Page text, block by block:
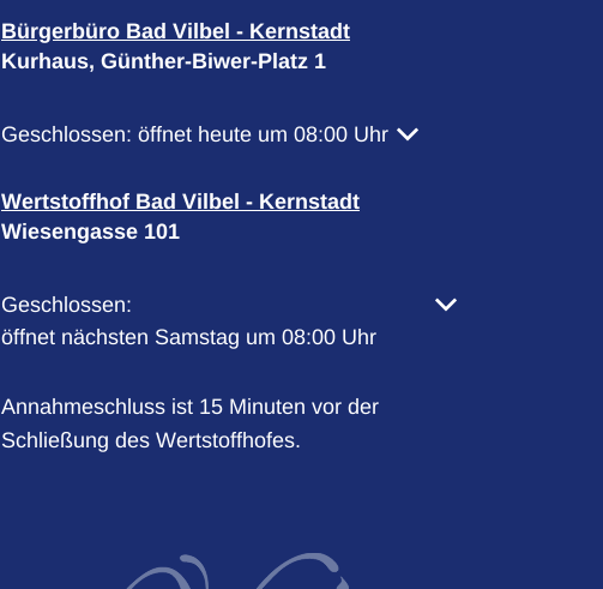
Bürgerbüro Bad Vilbel - Kernstadt
Kurhaus, Günther-Biwer-Platz 1
Klicken, um weitere Öffnungs- oder Schließzeiten auszublenden
Geschlossen: öffnet heute um 08:00 Uhr
Wertstoffhof Bad Vilbel - Kernstadt
Wiesengasse 101
Klicken, um weitere Öffnungs- oder Schließzeiten auszublenden
Geschlossen:
öffnet nächsten Samstag um 08:00 Uhr
Annahmeschluss ist 15 Minuten vor der
Schließung des Wertstoffhofes.